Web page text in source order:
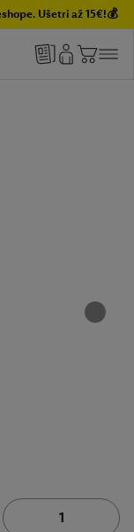
Ušetri až 15€!💰